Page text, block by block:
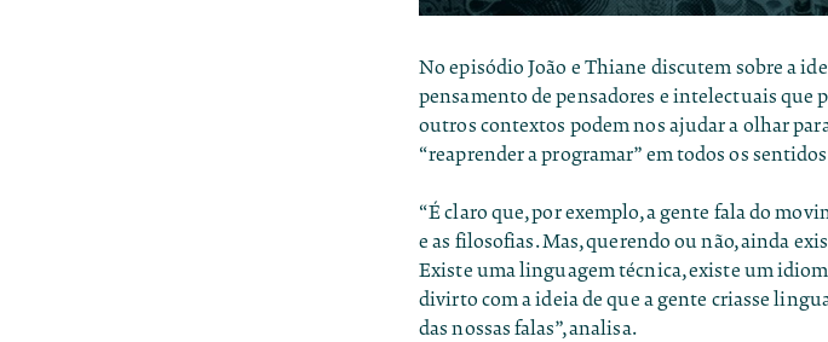
No episódio João e Thiane discutem sobre a
pensamento de pensadores e intelectuais que
outros contextos podem nos ajudar a olhar
“reaprender a programar” em todos os
“É claro que, por exemplo, a gente fala do
e as filosofias. Mas, querendo ou não, ainda
Existe uma linguagem técnica, existe um
divirto com a ideia de que a gente criasse
das nossas falas”, analisa.